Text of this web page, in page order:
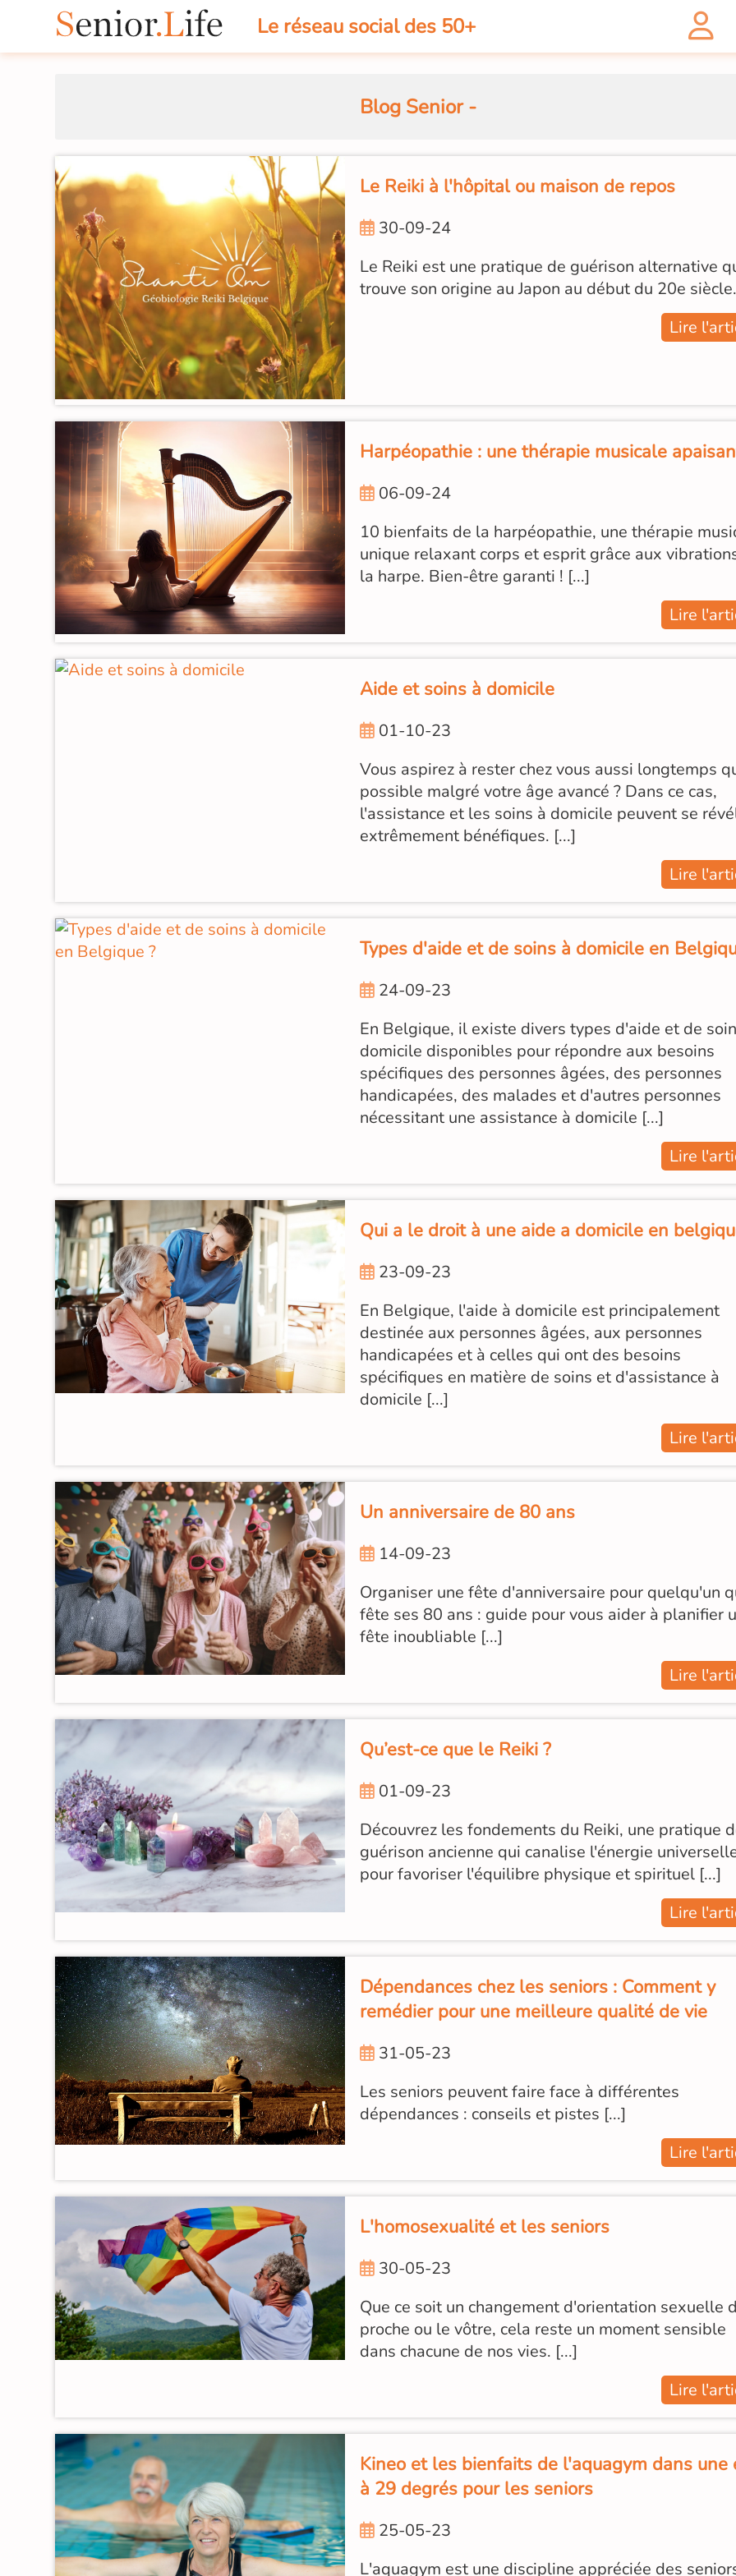
Le réseau social des 50+
Blog Senior -
Le Reiki à l'hôpital ou maison de repos
30-09-24
Le Reiki est une pratique de guérison alternative
trouve son origine au Japon au début du 20e
Lire
Harpéopathie : une thérapie musicale
06-09-24
10 bienfaits de la harpéopathie, une thérapie
unique relaxant corps et esprit grâce aux
la harpe. Bien-être garanti ! [...]
Lire
Aide et soins à domicile
01-10-23
Vous aspirez à rester chez vous aussi longtemps
possible malgré votre âge avancé ? Dans ce cas,
l'assistance et les soins à domicile peuvent se
extrêmement bénéfiques. [...]
Lire
Types d'aide et de soins à domicile en
24-09-23
En Belgique, il existe divers types d'aide et de
domicile disponibles pour répondre aux besoins
spécifiques des personnes âgées, des personnes
handicapées, des malades et d'autres personnes
nécessitant une assistance à domicile [...]
Lire
Qui a le droit à une aide a domicile en
23-09-23
En Belgique, l'aide à domicile est principalement
destinée aux personnes âgées, aux personnes
handicapées et à celles qui ont des besoins
spécifiques en matière de soins et d'assistance à
domicile [...]
Lire
Un anniversaire de 80 ans
14-09-23
Organiser une fête d'anniversaire pour quelqu'un
fête ses 80 ans : guide pour vous aider à planifier
fête inoubliable [...]
Lire
Qu’est-ce que le Reiki ?
01-09-23
Découvrez les fondements du Reiki, une pratique
guérison ancienne qui canalise l'énergie
pour favoriser l'équilibre physique et spirituel [...]
Lire
Dépendances chez les seniors : Comment y
remédier pour une meilleure qualité de vie
31-05-23
Les seniors peuvent faire face à différentes
dépendances : conseils et pistes [...]
Lire
L'homosexualité et les seniors
30-05-23
Que ce soit un changement d'orientation sexuelle
proche ou le vôtre, cela reste un moment sensible
dans chacune de nos vies. [...]
Lire
Kineo et les bienfaits de l'aquagym dans une
à 29 degrés pour les seniors
25-05-23
L'aquagym est une discipline appréciée des